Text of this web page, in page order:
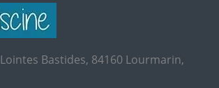
Bastides, 84160 Lourmarin,